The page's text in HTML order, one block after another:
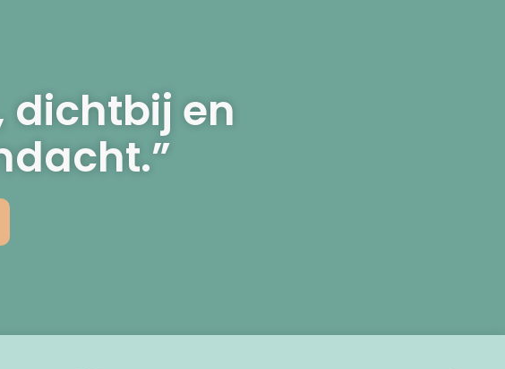
dichtbij en